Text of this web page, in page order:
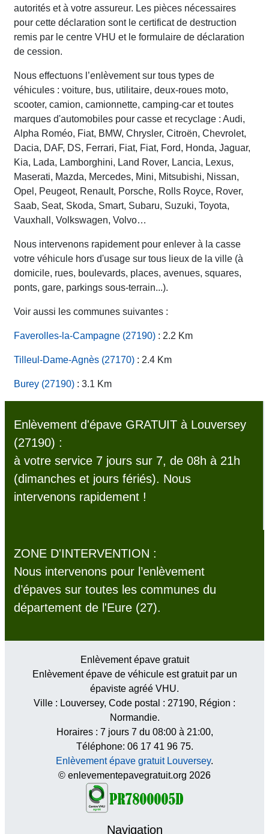
autorités et à votre assureur. Les pièces nécessaires
pour cette déclaration sont le certificat de destruction
remis par le centre VHU et le formulaire de déclaration
de cession.
Nous effectuons l’enlèvement sur tous types de
véhicules : voiture, bus, utilitaire, deux-roues moto,
scooter, camion, camionnette, camping-car et toutes
marques d'automobiles pour casse et recyclage : Audi,
Alpha Roméo, Fiat, BMW, Chrysler, Citroën, Chevrolet,
Dacia, DAF, DS, Ferrari, Fiat, Fiat, Ford, Honda, Jaguar,
Kia, Lada, Lamborghini, Land Rover, Lancia, Lexus,
Maserati, Mazda, Mercedes, Mini, Mitsubishi, Nissan,
Opel, Peugeot, Renault, Porsche, Rolls Royce, Rover,
Saab, Seat, Skoda, Smart, Subaru, Suzuki, Toyota,
Vauxhall, Volkswagen, Volvo…
Nous intervenons rapidement pour enlever à la casse
votre véhicule hors d'usage sur tous lieux de la ville (à
domicile, rues, boulevards, places, avenues, squares,
ponts, gare, parkings sous-terrain...).
Voir aussi les communes suivantes :
Faverolles-la-Campagne (27190) : 2.2 Km
Tilleul-Dame-Agnès (27170) : 2.4 Km
Burey (27190) : 3.1 Km
Enlèvement d'épave GRATUIT à Louversey
(27190) :
à votre service 7 jours sur 7, de 08h à 21h
(dimanches et jours fériés). Nous
intervenons rapidement !
ZONE D'INTERVENTION :
Nous intervenons pour l’enlèvement
d’épaves sur toutes les communes du
département de l'Eure (27).
Enlèvement épave gratuit
Enlèvement épave de véhicule est gratuit par un
épaviste agréé VHU.
Ville : Louversey, Code postal : 27190, Région :
Normandie.
Horaires : 7 jours 7 du 08:00 à 21:00,
Téléphone: 06 17 41 96 75.
Enlèvement épave gratuit Louversey.
© enlevementepavegratuit.org 2026
Navigation